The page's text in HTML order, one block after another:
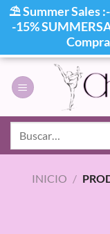
contenido
INICIO /
⛱ Summer Sales
-15%